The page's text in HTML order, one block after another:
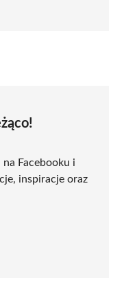
na Facebooku i
inspiracje oraz